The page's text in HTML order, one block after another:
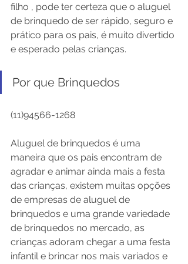
filho , pode ter certeza que o aluguel
de brinquedo de ser rápido, seguro e
prático para os pais, é muito divertido
e esperado pelas crianças.
Por que Brinquedos
(11)94566-1268
Aluguel de brinquedos é uma
maneira que os pais encontram de
agradar e animar ainda mais a festa
das crianças, existem muitas opções
de empresas de aluguel de
brinquedos e uma grande variedade
de brinquedos no mercado, as
crianças adoram chegar a uma festa
infantil e brincar nos mais variados e